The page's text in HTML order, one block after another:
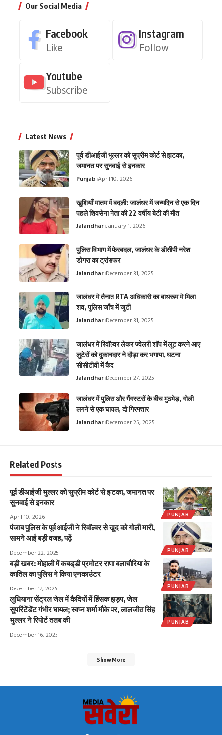
Our Social Media
Facebook
Like
Instagram
Follow
Youtube
Subscribe
Latest News
पूर्व डीआईजी भुल्लर को सुप्रीम कोर्ट से झटका,
जमानत पर सुनवाई से इनकार
Punjab April 10, 2026
खुशियाँ मातम में बदली: जालंधर में जन्मदिन से एक दिन
पहले शिवसेना नेता की 22 वर्षीय बेटी की मौत
Jalandhar January 1, 2026
पुलिस विभाग में फेरबदल, जालंधर के डीसीपी नरेश
डोगरा का ट्रांसफर
Jalandhar December 31, 2025
जालंधर में तैनात RTA अधिकारी का बाथरूम में मिला
शव, पुलिस जाँच में जुटी
Jalandhar December 31, 2025
जालंधर में रिवॉल्वर लेकर ज्वेलरी शॉप में लूट करने आए
लुटेरों को दुकानदार ने दौड़ा कर भगाया, घटना
सीसीटीवी में कैद
Jalandhar December 27, 2025
जालंधर में पुलिस और गैंगस्टरों के बीच मुठभेड़, गोली
लगने से एक घायल, दो गिरफ्तार
Jalandhar December 25, 2025
Related Posts
PUNJAB
पूर्व डीआईजी भुल्लर को सुप्रीम कोर्ट से झटका, जमानत पर
सुनवाई से इनकार
April 10, 2026
PUNJAB
पंजाब पुलिस के पूर्व आईजी ने रिवॉल्वर से खुद को गोली मारी,
सामने आई बड़ी वजह, पढ़ें
December 22, 2025
PUNJAB
बड़ी खबर: मोहाली में कबड्‌डी प्रमोटर राणा बलाचौरिया के
कातिल का पुलिस ने किया एनकाउंटर
December 17, 2025
PUNJAB
लुधियाना सेंट्रल जेल में कैदियों में हिंसक झड़प, जेल
सुपरिंटेंडेंट गंभीर घायल; स्वप्न शर्मा मौके पर, लालजीत सिंह
भुल्लर ने रिपोर्ट तलब की
December 16, 2025
Show More